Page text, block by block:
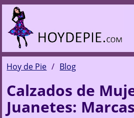
Hoy de Pie Blog
Calzados de
Juanetes: Marcas